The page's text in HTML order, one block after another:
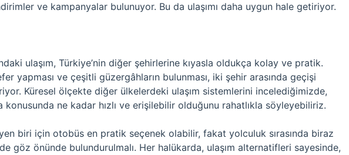
ve kampanyalar bulunuyor. Bu da ulaşımı daha uygun hale getiriyor.
ulaşım, Türkiye’nin diğer şehirlerine kıyasla oldukça kolay ve pratik.
yapması ve çeşitli güzergâhların bulunması, iki şehir arasında geçişi
Küresel ölçekte diğer ülkelerdeki ulaşım sistemlerini incelediğimizde,
konusunda ne kadar hızlı ve erişilebilir olduğunu rahatlıkla söyleyebiliriz.
biri için otobüs en pratik seçenek olabilir, fakat yolculuk sırasında biraz
göz önünde bulundurulmalı. Her halükarda, ulaşım alternatifleri sayesinde,